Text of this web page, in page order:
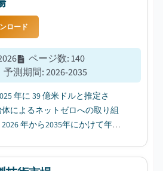
ロード
ページ数:140
予測期間:2026-2035
年に 39 億米ドルと推定さ
によるネットゼロへの取り組
年から2035年にかけて年平